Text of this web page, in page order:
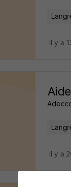
il y a
il y a